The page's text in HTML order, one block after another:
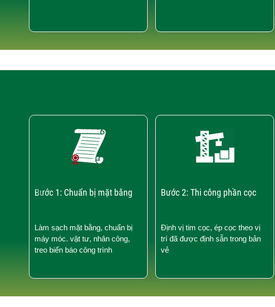
Bước 1: Chuẩn bị mặt bằng
Làm sạch mặt bằng, chuẩn bị
máy móc. vật tư, nhân công,
treo biển báo công trình
Bước 2: Thi công phần cọc
Định vị tim cọc, ép cọc theo vị
trí đã được định sẵn trong bản
vẻ
‹